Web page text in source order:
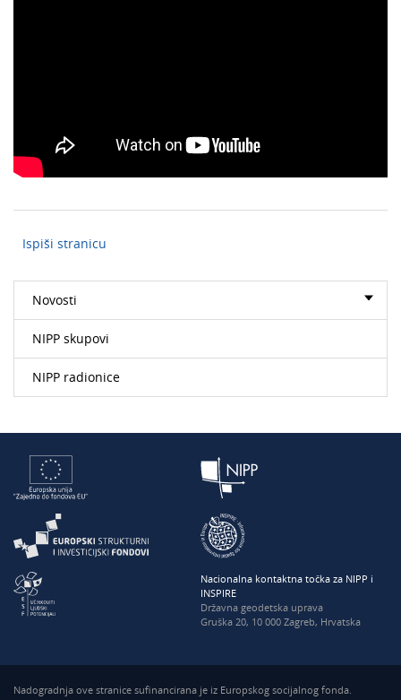
Ispiši stranicu
Novosti
NIPP skupovi
NIPP radionice
Nacionalna kontaktna točka za NIPP i
INSPIRE
Državna geodetska uprava
Gruška 20, 10 000 Zagreb, Hrvatska
Nadogradnja ove stranice sufinancirana je iz Europskog socijalnog fonda.